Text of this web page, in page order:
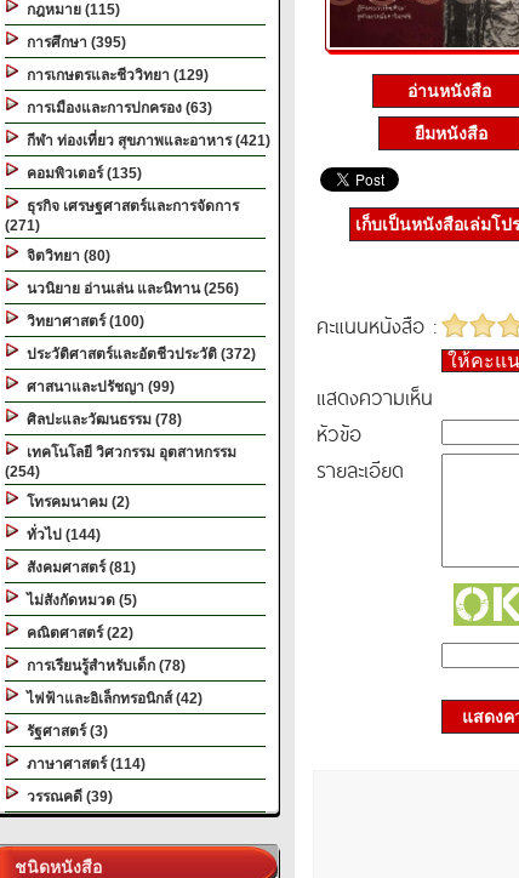
กฎหมาย (115)
การศึกษา (395)
การเกษตรและชีววิทยา (129)
การเมืองและการปกครอง (63)
กีฬา ท่องเที่ยว สุขภาพและอาหาร (421)
คอมพิวเตอร์ (135)
ธุรกิจ เศรษฐศาสตร์และการจัดการ
(271)
จิตวิทยา (80)
นวนิยาย อ่านเล่น และนิทาน (256)
วิทยาศาสตร์ (100)
ประวัติศาสตร์และอัตชีวประวัติ (372)
ศาสนาและปรัชญา (99)
ศิลปะและวัฒนธรรม (78)
เทคโนโลยี วิศวกรรม อุตสาหกรรม
(254)
โทรคมนาคม (2)
ทั่วไป (144)
สังคมศาสตร์ (81)
ไม่สังกัดหมวด (5)
คณิตศาสตร์ (22)
การเรียนรู้สำหรับเด็ก (78)
ไฟฟ้าและอิเล็กทรอนิกส์ (42)
รัฐศาสตร์ (3)
ภาษาศาสตร์ (114)
วรรณคดี (39)
ชนิดหนังสือ
อ่านหนังสือ
ยืมหนังสือ
เก็บเป็นหนังสือเล่มโป
คะแนนหนังสือ :
ให้คะแ
แสดงความเห็น
หัวข้อ
รายละเอียด
แสดงค